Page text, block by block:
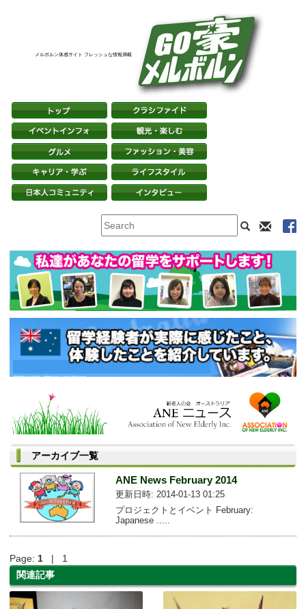
メルボルン体感サイト フレッシュな情報満載
アーカイブ一覧
ANE News February 2014
更新日時: 2014-01-13 01:25
プロジェクトとイベント February:
Japanese .....
Page: 1 | 1
関連記事